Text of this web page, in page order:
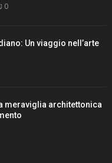
0
Un viaggio nell’arte
meraviglia architettonica